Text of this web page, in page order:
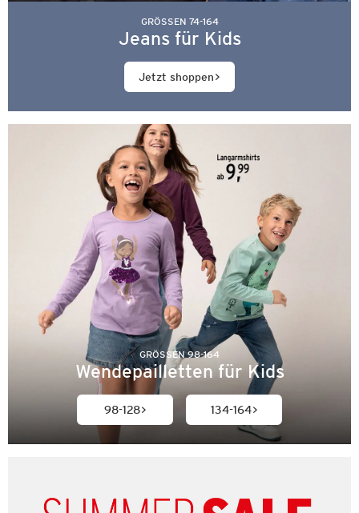
GRÖSSEN 74-164
Jeans für Kids
Jetzt shoppen
GRÖSSEN 98-164
Wendepailletten für Kids
98-128 134-164